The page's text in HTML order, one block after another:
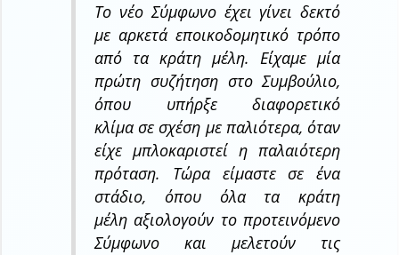
Το νέο Σύμφωνο έχει γίνει δεκτό
με αρκετά εποικοδομητικό τρόπο
από τα κράτη μέλη. Είχαμε μία
πρώτη συζήτηση στο Συμβούλιο,
όπου υπήρξε διαφορετικό
κλίμα σε σχέση με παλιότερα, όταν
είχε μπλοκαριστεί η παλαιότερη
πρόταση. Τώρα είμαστε σε ένα
στάδιο, όπου όλα τα κράτη
μέλη αξιολογούν το προτεινόμενο
Σύμφωνο και μελετούν τις